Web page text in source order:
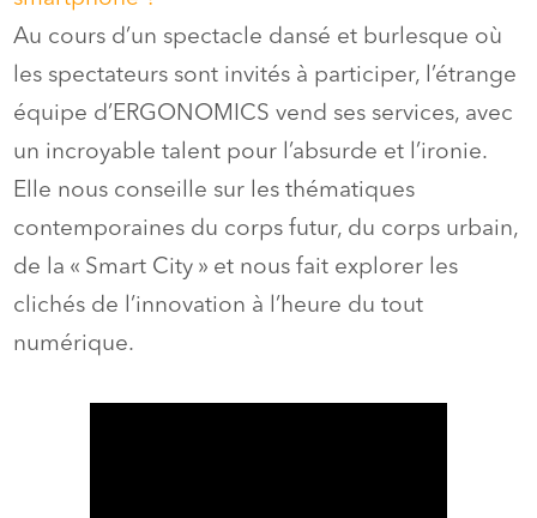
Au cours d’un spectacle dansé et burlesque où
les spectateurs sont invités à participer, l’étrange
équipe d’ERGONOMICS vend ses services, avec
un incroyable talent pour l’absurde et l’ironie.
Elle nous conseille sur les thématiques
contemporaines du corps futur, du corps urbain,
de la « Smart City » et nous fait explorer les
clichés de l’innovation à l’heure du tout
numérique.